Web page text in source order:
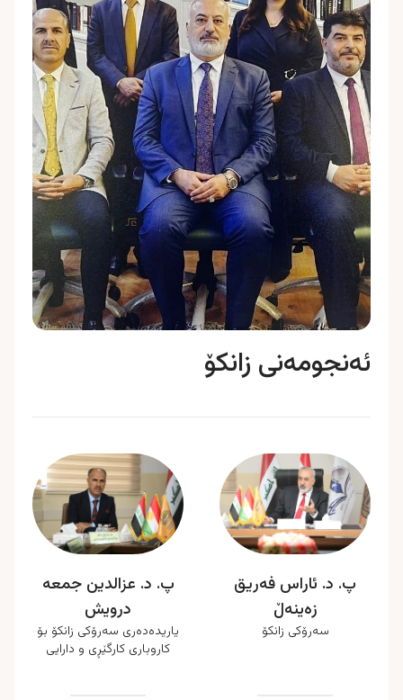
ئەنجومەنی زانکۆ
پ. د. ئاراس فەریق
زەینەڵ
سەرۆکی زانکۆ
پ. د. عزالدین جمعە
درویش
یاریدەدەری سەرۆکی زانکۆ بۆ
کاروباری کارگێڕی و دارایی